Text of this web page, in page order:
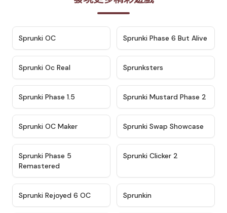
Sprunki OC ★ 4.9
Sprunki Phase 6 But Alive
Sprunki Oc Real Sprunksters
Sprunki Phase 1.5 ★ 4.4
Sprunki Mustard Phase 2
Sprunki OC Maker ★ 4.6
Sprunki Swap Showcase
Sprunki Phase 5
Remastered
Sprunki Clicker 2
★ 4.4
Sprunki Rejoyed 6 OC Sprunkin